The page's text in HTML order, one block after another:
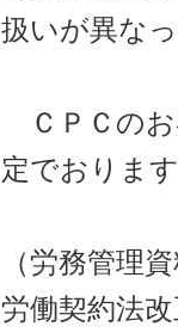
扱いが異な
ＣＰＣのお
定でおりま
（労務管理
労働契約法